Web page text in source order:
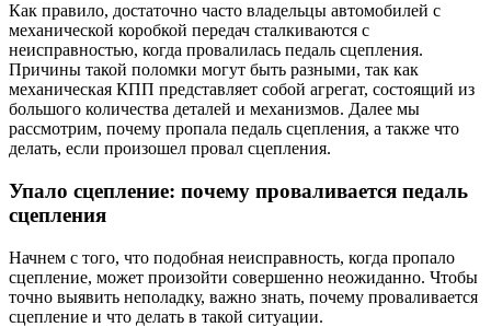
Как правило, достаточно часто владельцы автомобилей с
механической коробкой передач сталкиваются с
неисправностью, когда провалилась педаль сцепления.
Причины такой поломки могут быть разными, так как
механическая КПП представляет собой агрегат, состоящий из
большого количества деталей и механизмов. Далее мы
рассмотрим, почему пропала педаль сцепления, а также что
делать, если произошел провал сцепления.
Упало сцепление: почему проваливается педаль
сцепления
Начнем с того, что подобная неисправность, когда пропало
сцепление, может произойти совершенно неожиданно. Чтобы
точно выявить неполадку, важно знать, почему проваливается
сцепление и что делать в такой ситуации.